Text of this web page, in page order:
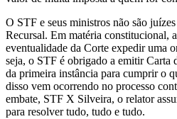
O STF e seus ministros não são
Recursal. Em matéria constitucional,
eventualidade da Corte expedir uma
seja, o STF é obrigado a emitir Carta
da primeira instância para cumprir o
disso vem ocorrendo no processo
embate, STF X Silveira, o relator
para resolver tudo, tudo e tudo.